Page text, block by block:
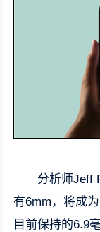
分析师Jeff
有6mm，将成
目前保持的6.9